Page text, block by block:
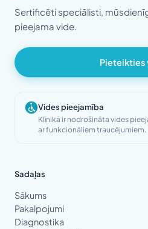
Sertificēti speciālisti,
pieejama vide.
Pieteikties
Vides pieejamība
Klīnikā ir nodrošināta vides
ar funkcionāliem traucējumiem.
Sadaļas
Sākums
Pakalpojumi
Diagnostika